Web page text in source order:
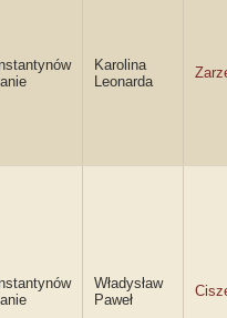
Karolina
Leonarda
Władysław
Paweł